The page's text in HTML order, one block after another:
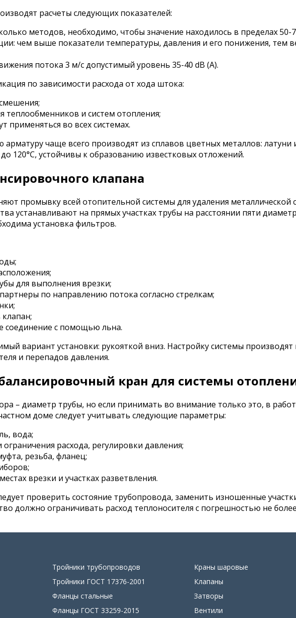
расчеты следующих показателей:
методов, необходимо, чтобы значение находилось в пределах 50-
чем выше показатели температуры, давления и его понижения, тем
потока 3 м/с допустимый уровень 35-40 dB (A).
по зависимости расхода от хода штока:
теплообменников и систем отопления;
применяться во всех системах.
чаще всего производят из сплавов цветных металлов:
120°С, устойчивы к образованию известковых отложений.
клапана
промывку всей отопительной системы для удаления металлической
устанавливают на прямых участках трубы на расстоянии пяти
установка фильтров.
для выполнения врезки;
по направлению потока согласно стрелкам;
соединение с помощью льна.
вариант установки: рукояткой вниз. Настройку системы
и перепадов давления.
кран для системы
– диаметр трубы, но если принимать во внимание только это, в
доме следует учитывать следующие параметры:
вода;
расхода, регулировки давления;
резьба, фланец;
врезки и участках разветвления.
проверить состояние трубопровода, заменить изношенные
должно ограничивать расход теплоносителя с погрешностью не
Тройники трубопроводов
Тройники ГОСТ 17376-2001
Фланцы стальные
Фланцы ГОСТ 33259-2015
Краны шаровые
Клапаны
Затворы
Вентили